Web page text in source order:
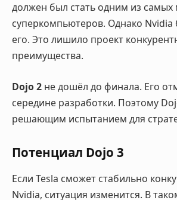
должен был стать одним из
суперкомпьютеров. Однако
его. Это лишило проект
преимущества.
Dojo 2 не дошёл до финала. Его
середине разработки. Поэтому
решающим испытанием для
Потенциал Dojo 3
Если Tesla сможет стабильно
Nvidia, ситуация изменится. В